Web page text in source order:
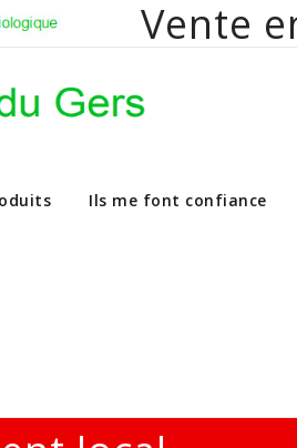
Vente
Vente en direct de
Ils me font confiance